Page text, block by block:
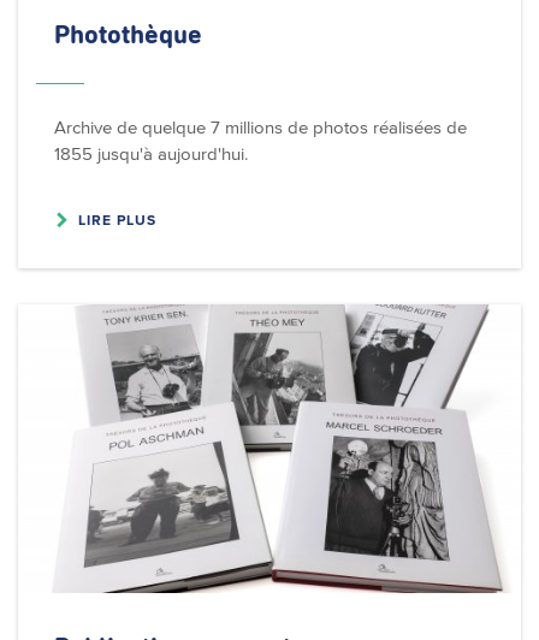
Photothèque
Archive de quelque 7 millions de photos réalisées de
1855 jusqu'à aujourd'hui.
LIRE PLUS